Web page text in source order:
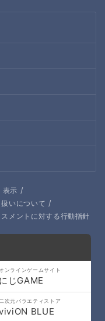
表示 /
いについて /
メントに対する行動指針
オンラインゲームサイト
にじGAME
二次元バラエティストア
BLUE